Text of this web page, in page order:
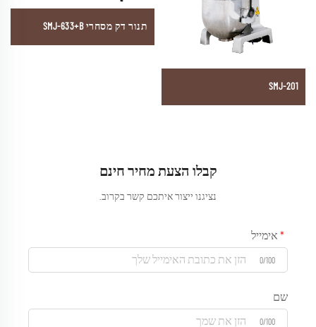
SMJ-201
תנור דק מסחרי SMJ-633+B
קבלו הצעת מחיר חינם
נציגנו ייצור איתכם קשר בקרוב.
אימייל
0/100
שם
0/100